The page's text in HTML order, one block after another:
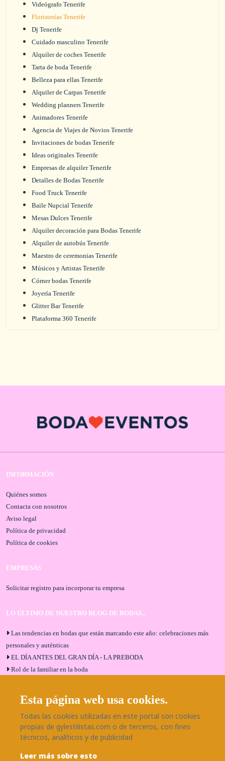
Videógrafo Tenerife
Floristerías Tenerife
Dj Tenerife
Cuidado masculino Tenerife
Alquiler de coches Tenerife
Tarta de boda Tenerife
Belleza para ellas Tenerife
Alquiler de Carpas Tenerife
Wedding planners Tenerife
Animadores Tenerife
Agencia de Viajes de Novios Tenerife
Invitaciones de bodas Tenerife
Ideas originales Tenerife
Empresas de alquiler Tenerife
Detalles de Bodas Tenerife
Food Truck Tenerife
Baile Nupcial Tenerife
Mesas Dulces Tenerife
Alquiler decoración para Bodas Tenerife
Alquiler de autobús Tenerife
Maestro de ceremonias Tenerife
Músicos y Artistas Tenerife
Córner bodas Tenerife
Joyería Tenerife
Glitter Bar Tenerife
Plataforma 360 Tenerife
INFORMACIÓN
Quiénes somos
Contacta con nosotros
Aviso legal
Política de privacidad
Política de cookies
EMPRESAS
Solicitar registro para incorporar tu empresa
LO ÚLTIMO DE NUESTRO BLOG DE BODAS...
Las tendencias en bodas que están marcando este año: celebraciones más
personales y auténticas
EL DÍA ANTES DEL GRAN DÍA - LA PREBODA
Rol de la familiar en la boda
Bodas en Alhaurín de la Torre: entrevista exclusiva con Bodaeventos
Málaga
¿Cómo será tu boda?
Blog de bodas
SÍGUENOS EN NUESTRAS REDES
Esta página web usa cookies.
Todas las cookies utilizadas en este portal son cookies
propias de gylestilistas.com o de terceros, con fines
técnicos, analíticos y de publicidad
Leer más sobre esto